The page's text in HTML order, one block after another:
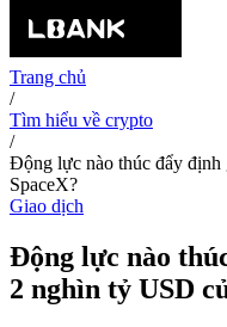
Trang chủ
/
Tìm hiểu về crypto
/
Động lực nào thúc đẩy định
SpaceX?
Giao dịch
Động lực nào
2 nghìn tỷ USD